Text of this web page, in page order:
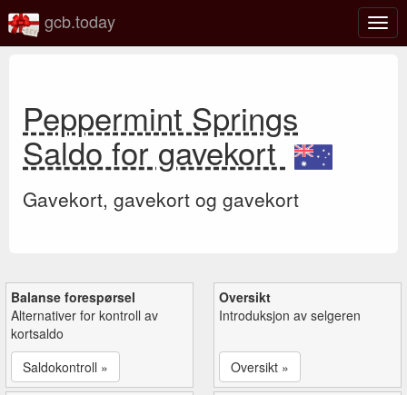
gcb.today
Peppermint Springs
Saldo for gavekort
Gavekort, gavekort og gavekort
Balanse forespørsel
Alternativer for kontroll av
kortsaldo
Saldokontroll »
Oversikt
Introduksjon av selgeren
Oversikt »